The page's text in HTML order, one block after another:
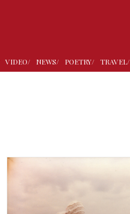
VIDEO/ NEWS/ POETRY/ TRAVEL/